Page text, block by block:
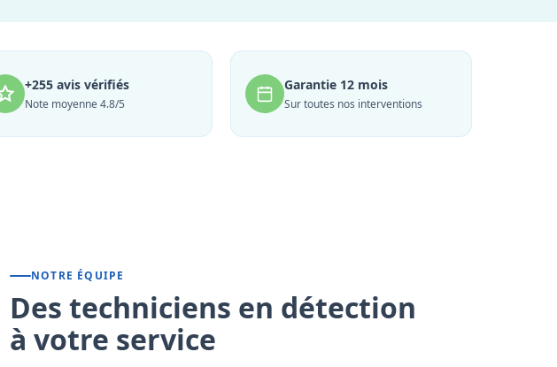
+255 avis vérifiés
Note moyenne 4.8/5
Garantie 12 mois
Sur toutes nos interventions
NOTRE ÉQUIPE
Des techniciens en détection
à votre service